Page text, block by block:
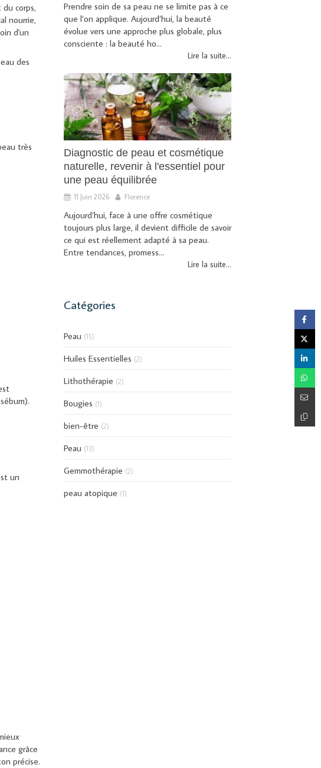
corps,
nourrie,
d'un
des
très
un
grâce
précise.
Prendre soin de sa peau ne se limite pas à ce
que l’on applique. Aujourd’hui, la beauté
évolue vers une approche plus globale, plus
consciente : la beauté ho...
Lire la suite...
Diagnostic de peau et cosmétique
naturelle, revenir à l'essentiel pour
une peau équilibrée
11 Juin 2026 Florence
Aujourd’hui, face à une offre cosmétique
toujours plus large, il devient difficile de savoir
ce qui est réellement adapté à sa peau.
Entre tendances, promess...
Lire la suite...
Catégories
Peau (15)
Huiles Essentielles (2)
Lithothérapie (2)
Bougies (1)
bien-être (2)
Peau (13)
Gemmothérapie (2)
peau atopique (1)